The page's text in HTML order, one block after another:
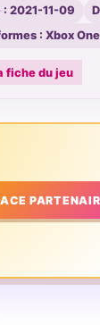
: 2021-11-09
: Xbox
fiche du jeu